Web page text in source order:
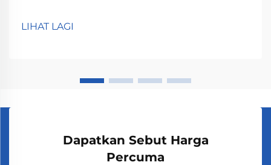
tekanan menurut apa yang telah ditemui oleh
LIHAT LAGI
Dapatkan Sebut Harga
Percuma